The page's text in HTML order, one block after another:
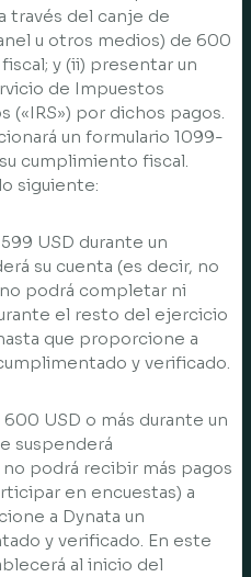
través del canje de
u otros medios) de 600
y (ii) presentar un
de Impuestos
(«IRS») por dichos pagos.
un formulario 1099-
cumplimiento fiscal.
siguiente:
USD durante un
su cuenta (es decir, no
podrá completar ni
el resto del ejercicio
que proporcione a
y verificado.
USD o más durante un
suspenderá
podrá recibir más pagos
en encuestas) a
a Dynata un
y verificado. En este
al inicio del